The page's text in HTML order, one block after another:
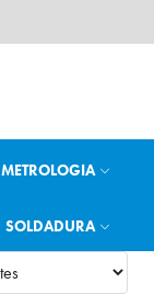
METROLOGIA
SOLDADURA